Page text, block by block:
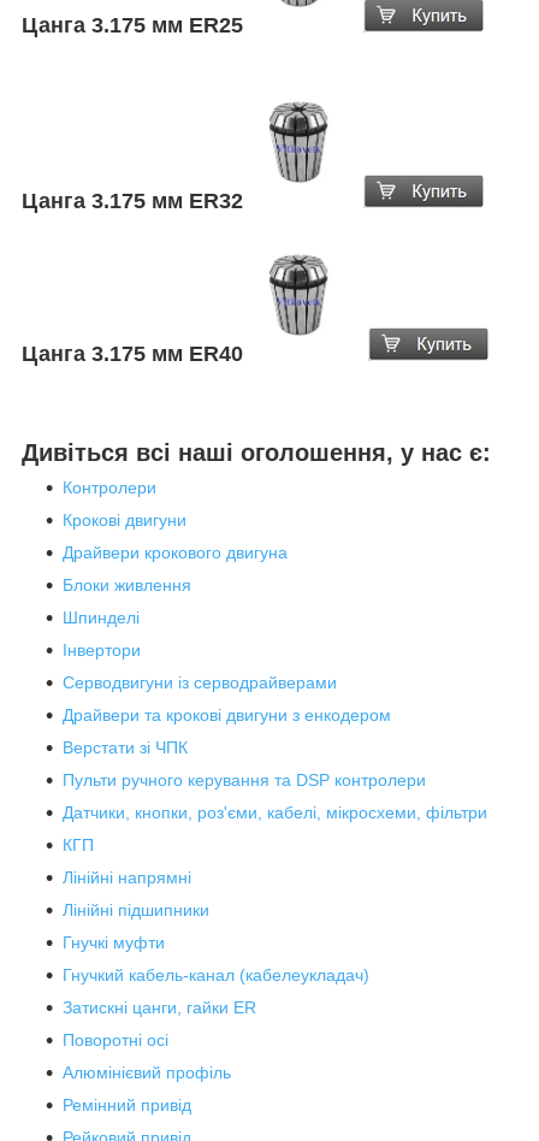
Цанга 3.175 мм ER25
Цанга 3.175 мм ER32
Цанга 3.175 мм ER40
Дивіться всі наші оголошення, у нас є:
Контролери
Крокові двигуни
Драйвери крокового двигуна
Блоки живлення
Шпинделі
Інвертори
Серводвигуни із серводрайверами
Драйвери та крокові двигуни з енкодером
Верстати зі ЧПК
Пульти ручного керування та DSP контролери
Датчики, кнопки, роз'єми, кабелі, мікросхеми, фільтри
КГП
Лінійні напрямні
Лінійні підшипники
Гнучкі муфти
Гнучкий кабель-канал (кабелеукладач)
Затискні цанги, гайки ER
Поворотні осі
Алюмінієвий профіль
Ремінний привід